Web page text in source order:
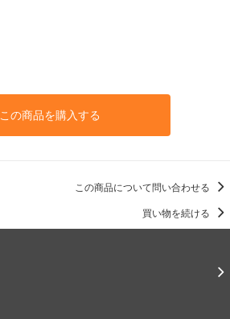
この商品を購入する
この商品について問い合わせる
買い物を続ける